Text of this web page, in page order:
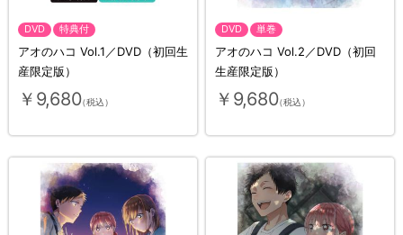
DVD 特典付
アオのハコ Vol.1／DVD（初回生
産限定版）
￥9,680（税込）
DVD 単巻
アオのハコ Vol.2／DVD（初回
生産限定版）
￥9,680（税込）